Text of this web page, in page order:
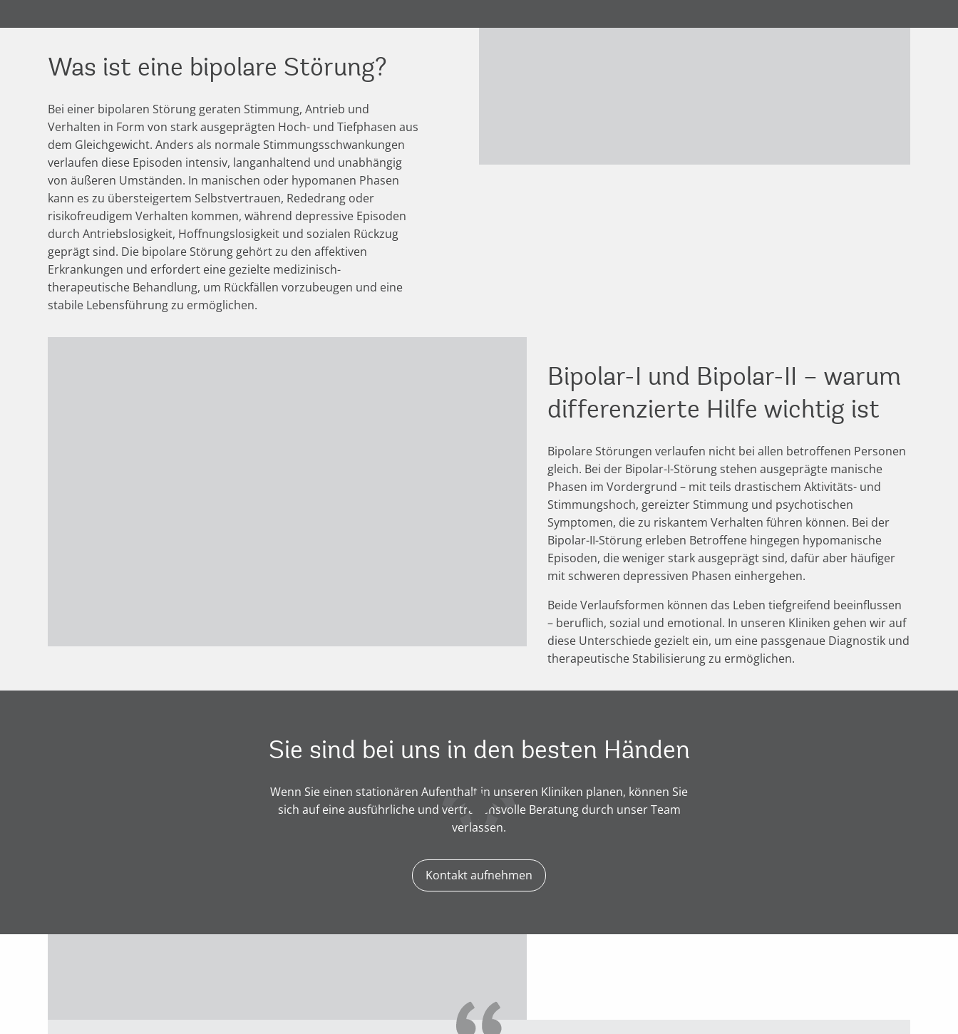
Was ist eine bipolare Störung?
Bei einer bipolaren Störung geraten Stimmung, Antrieb und
Verhalten in Form von stark ausgeprägten Hoch- und Tiefphasen aus
dem Gleichgewicht. Anders als normale Stimmungsschwankungen
verlaufen diese Episoden intensiv, langanhaltend und unabhängig
von äußeren Umständen. In manischen oder hypomanen Phasen
kann es zu übersteigertem Selbstvertrauen, Rededrang oder
risikofreudigem Verhalten kommen, während depressive Episoden
durch Antriebslosigkeit, Hoffnungslosigkeit und sozialen Rückzug
geprägt sind. Die bipolare Störung gehört zu den affektiven
Erkrankungen und erfordert eine gezielte medizinisch-
therapeutische Behandlung, um Rückfällen vorzubeugen und eine
stabile Lebensführung zu ermöglichen.
Bipolar-I und Bipolar-II – warum
differenzierte Hilfe wichtig ist
Bipolare Störungen verlaufen nicht bei allen betroffenen Personen
gleich. Bei der Bipolar-I-Störung stehen ausgeprägte manische
Phasen im Vordergrund – mit teils drastischem Aktivitäts- und
Stimmungshoch, gereizter Stimmung und psychotischen
Symptomen, die zu riskantem Verhalten führen können. Bei der
Bipolar-II-Störung erleben Betroffene hingegen hypomanische
Episoden, die weniger stark ausgeprägt sind, dafür aber häufiger
mit schweren depressiven Phasen einhergehen.
Beide Verlaufsformen können das Leben tiefgreifend beeinflussen
– beruflich, sozial und emotional. In unseren Kliniken gehen wir auf
diese Unterschiede gezielt ein, um eine passgenaue Diagnostik und
therapeutische Stabilisierung zu ermöglichen.
Sie sind bei uns in den besten Händen
Wenn Sie einen stationären Aufenthalt in unseren Kliniken planen, können Sie
sich auf eine ausführliche und vertrauensvolle Beratung durch unser Team
verlassen.
Kontakt aufnehmen